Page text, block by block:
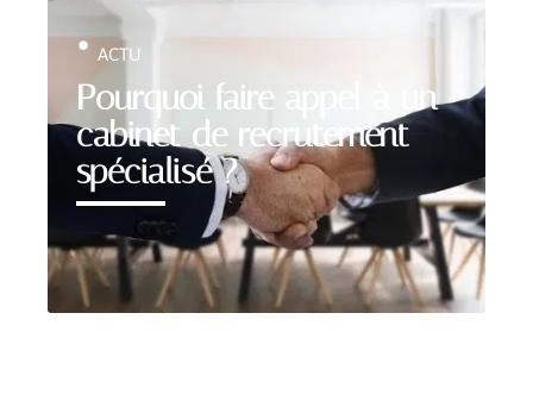
Pourquoi faire appel à un
cabinet de recrutement
spécialisé ?
ACTU